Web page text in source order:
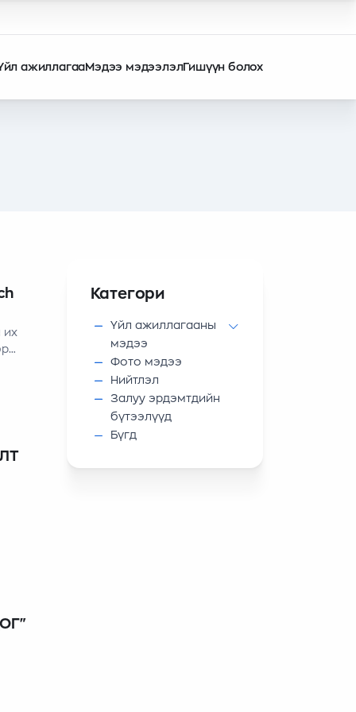
ажиллагааМэдээ мэдээлэлГишүүн болох
их
Категори
Үйл ажиллагааны
мэдээ
Фото мэдээ
Нийтлэл
Залуу эрдэмтдийн
бүтээлүүд
Бүгд